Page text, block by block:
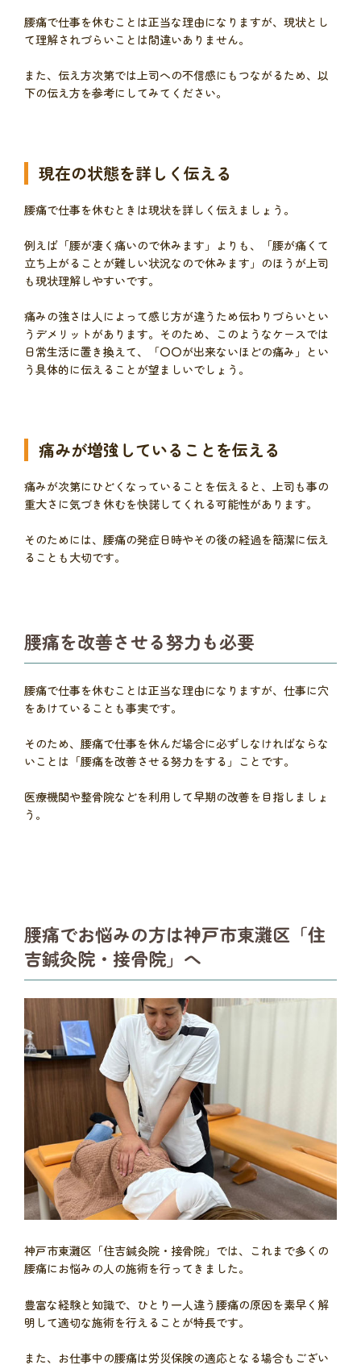
腰痛で仕事を休むことは正当な理由になりますが、現状とし
て理解されづらいことは間違いありません。
また、伝え方次第では上司への不信感にもつながるため、以
下の伝え方を参考にしてみてください。
現在の状態を詳しく伝える
腰痛で仕事を休むときは現状を詳しく伝えましょう。
例えば「腰が凄く痛いので休みます」よりも、「腰が痛くて
立ち上がることが難しい状況なので休みます」のほうが上司
も現状理解しやすいです。
痛みの強さは人によって感じ方が違うため伝わりづらいとい
うデメリットがあります。そのため、このようなケースでは
日常生活に置き換えて、「〇〇が出来ないほどの痛み」とい
う具体的に伝えることが望ましいでしょう。
痛みが増強していることを伝える
痛みが次第にひどくなっていることを伝えると、上司も事の
重大さに気づき休むを快諾してくれる可能性があります。
そのためには、腰痛の発症日時やその後の経過を簡潔に伝え
ることも大切です。
腰痛を改善させる努力も必要
腰痛で仕事を休むことは正当な理由になりますが、仕事に穴
をあけていることも事実です。
そのため、腰痛で仕事を休んだ場合に必ずしなければならな
いことは「腰痛を改善させる努力をする」ことです。
医療機関や整骨院などを利用して早期の改善を目指しましょ
う。
腰痛でお悩みの方は神戸市東灘区「住
吉鍼灸院・接骨院」へ
神戸市東灘区「住吉鍼灸院・接骨院」では、これまで多くの
腰痛にお悩みの人の施術を行ってきました。
豊富な経験と知識で、ひとり一人違う腰痛の原因を素早く解
明して適切な施術を行えることが特長です。
また、お仕事中の腰痛は労災保険の適応となる場合もござい